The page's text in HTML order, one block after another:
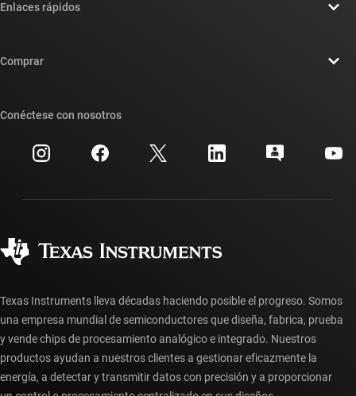
Sala de redacción
Relaciones con los inversionistas
Fabricación
Enlaces rápidos
Búsqueda de referencias cruzadas
Centro de atención al cliente
Preguntas frecuentes sobre la cuenta myTI
Comprar
Preguntas frecuentes sobre pedidos
Conéctese con nosotros
Texas Instruments lleva décadas haciendo posible el progreso. Somos
una empresa mundial de semiconductores que diseña, fabrica, prueba
y vende chips de procesamiento analógico e integrado. Nuestros
productos ayudan a nuestros clientes a gestionar eficazmente la
energía, a detectar y transmitir datos con precisión y a proporcionar